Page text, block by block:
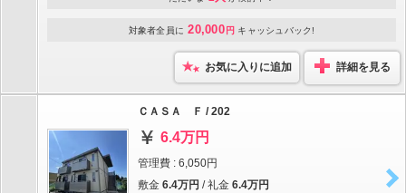
対象者全員に 20,000 円 キャッシュバック!
お気に入りに追加 詳細を見る
ＣＡＳＡ Ｆ / 202
6.4万円
管理費 : 6,050円
敷金 6.4万円 / 礼金 6.4万円